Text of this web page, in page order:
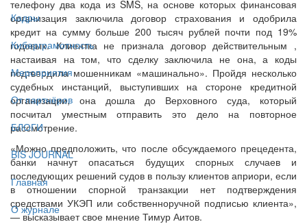
Кадры
Киберграмотность
Мероприятия
От партнёров
БЛОГИ
BIS JOURNAL
Главная
О журнале
телефону два кода из SMS, на основе которых финансовая
организация заключила договор страхования и одобрила
кредит на сумму больше 200 тысяч рублей почти под 19%
годовых. Клиентка не признала договор действительным ,
настаивая на том, что сделку заключила не она, а коды
подтвердила мошенникам «машинально». Пройдя несколько
судебных инстанций, выступивших на стороне кредитной
организации, она дошла до Верховного суда, который
посчитал уместным отправить это дело на повторное
рассмотрение.
«Можно предположить, что после обсуждаемого прецедента,
банки начнут опасаться будущих спорных случаев и
последующих решений судов в пользу клиентов априори, если
в отношении спорной транзакции нет подтверждения
средствами УКЭП или собственноручной подписью клиента»,
— высказывает свое мнение Тимур Аитов.